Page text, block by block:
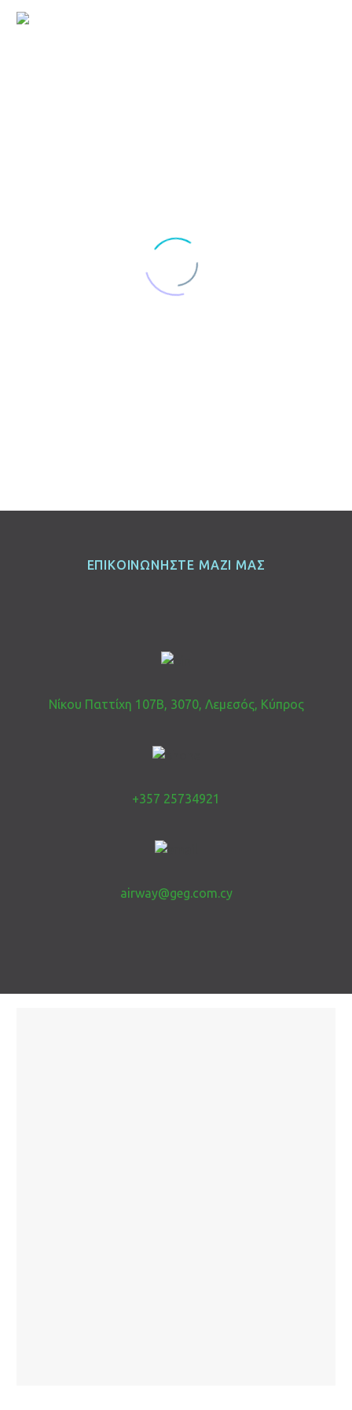
ΕΠΙΚΟΙΝΩΝΗΣΤΕ ΜΑΖΙ ΜΑΣ
Νίκου Παττίχη 107Β, 3070, Λεμεσός, Κύπρος
+357 25734921
airway@geg.com.cy